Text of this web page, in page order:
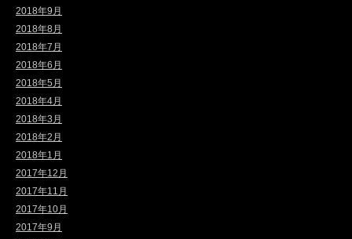
2018年9月
2018年8月
2018年7月
2018年6月
2018年5月
2018年4月
2018年3月
2018年2月
2018年1月
2017年12月
2017年11月
2017年10月
2017年9月